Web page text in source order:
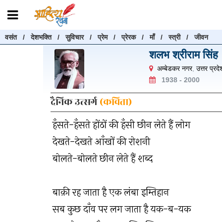
वसंत/देशभक्ति/सुविचार/प्रेम/प्रेरक/माँ/स्त्री/जीवन
शलभ श्रीराम सिंह
अम्बेडकर नगर, उत्तर
1938 - 2000
दैनिक उत्सर्ग(कविता)
हँसते-हँसते होंठों की हँसी छीन लेते हैं लोग
देखते-देखते आँखों की रोशनी
बोलते-बोलते छीन लेते हैं शब्द
बाक़ी रह जाता है एक लंबा इम्तिहान
सब कुछ दाँव पर लग जाता है यक-ब-यक
रचनाएँ खोजें
रचनाएँ खोजने के लिए नीचे दी गई बॉक्स में हिन्दी में लिखें और "खोजें" बटन
खोजें